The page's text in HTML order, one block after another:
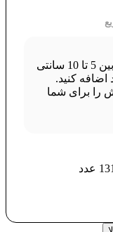
برای اندازه گیری و نصب بهتر، بین 5 تا 10 سانتی
کنید.
را برای شما